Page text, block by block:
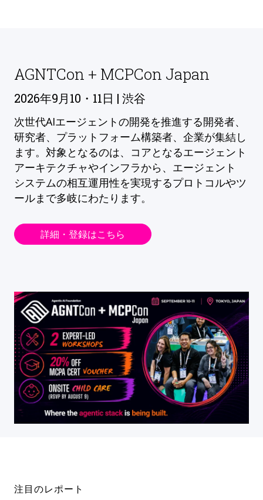
AGNTCon + MCPCon Japan
2026年9月10・11日 | 渋谷
次世代AIエージェントの開発を推進する開発者、
研究者、プラットフォーム構築者、企業が集結し
ます。対象となるのは、コアとなるエージェント
アーキテクチャやインフラから、エージェント
システムの相互運用性を実現するプロトコルやツ
ールまで多岐にわたります。
詳細・登録はこちら
注目のレポート